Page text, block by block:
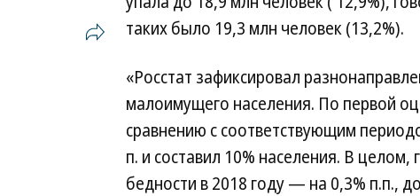
таких было 19,3 млн человек (13,2%).
«Росстат зафиксировал
малоимущего населения. По первой
сравнению с соответствующим
п. и составил 10% населения. В
бедности в 2018 году — на 0,3% п.п.,